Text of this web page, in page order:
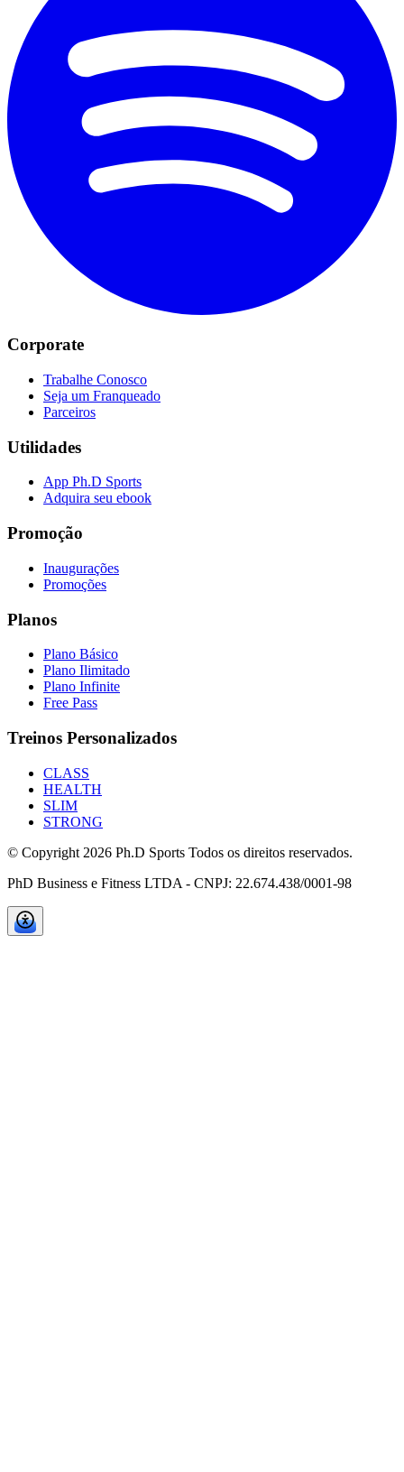
Corporate
Trabalhe Conosco
Seja um Franqueado
Parceiros
Utilidades
App Ph.D Sports
Adquira seu ebook
Promoção
Inaugurações
Promoções
Planos
Plano Básico
Plano Ilimitado
Plano Infinite
Free Pass
Treinos Personalizados
CLASS
HEALTH
SLIM
STRONG
© Copyright 2026 Ph.D Sports Todos os direitos reservados.
PhD Business e Fitness LTDA - CNPJ: 22.674.438/0001-98